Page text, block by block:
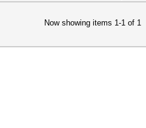
Now showing items 1-1 of 1